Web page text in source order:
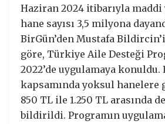
Haziran 2024 itibarıyla maddi
hane sayısı 3,5 milyona
BirGün’den Mustafa
göre, Türkiye Aile Desteği
2022’de uygulamaya konuldu.
kapsamında yoksul
850 TL ile 1.250 TL arasında
bildirildi. Programın